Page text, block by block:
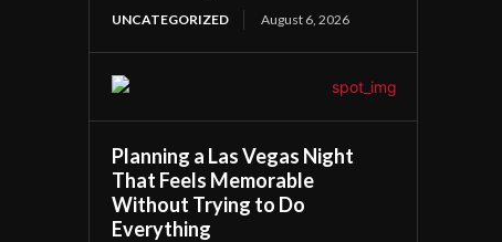
UNCATEGORIZED August 6, 2026
Planning a Las Vegas Night
That Feels Memorable
Without Trying to Do
Everything